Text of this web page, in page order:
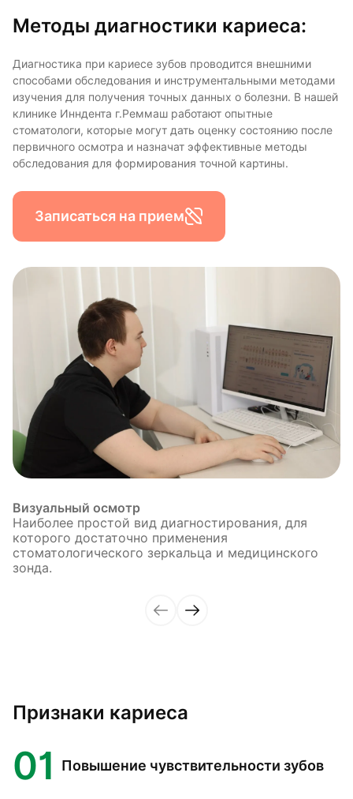
Методы диагностики кариеса:
Диагностика при кариесе зубов проводится внешними
способами обследования и инструментальными методами
изучения для получения точных данных о болезни. В нашей
клинике Инндента г.Реммаш работают опытные
стоматологи, которые могут дать оценку состоянию после
первичного осмотра и назначат эффективные методы
обследования для формирования точной картины.
Записаться на прием
Визуальный осмотр
Наиболее простой вид диагностирования, для
которого достаточно применения
стоматологического зеркальца и медицинского
зонда.
Признаки кариеса
01 Повышение чувствительности зубов